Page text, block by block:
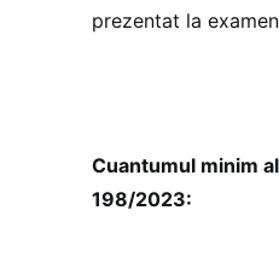
prezentat la
Cuantumul minim
198/2023: